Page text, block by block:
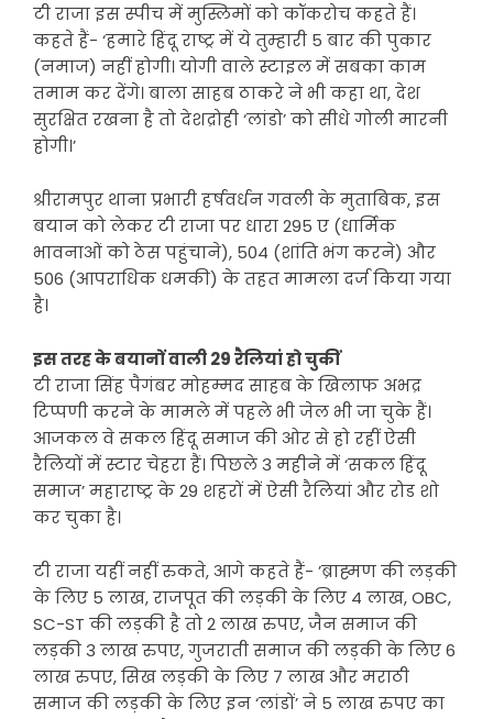
टी राजा इस स्पीच में मुस्लिमों को कॉकरोच कहते हैं।
कहते हैं- ‘हमारे हिंदू राष्ट्र में ये तुम्हारी 5 बार की पुकार
(नमाज) नहीं होगी। योगी वाले स्टाइल में सबका काम
तमाम कर देंगे। बाला साहब ठाकरे ने भी कहा था, देश
सुरक्षित रखना है तो देशद्रोही ‘लांडो’ को सीधे गोली मारनी
होगी।’
श्रीरामपुर थाना प्रभारी हर्षवर्धन गवली के मुताबिक, इस
बयान को लेकर टी राजा पर धारा 295 ए (धार्मिक
भावनाओं को ठेस पहुंचाने), 504 (शांति भंग करने) और
506 (आपराधिक धमकी) के तहत मामला दर्ज किया गया
है।
इस तरह के बयानों वाली 29 रैलियां हो चुकीं
टी राजा सिंह पैगंबर मोहम्मद साहब के खिलाफ अभद्र
टिप्पणी करने के मामले में पहले भी जेल भी जा चुके हैं।
आजकल वे सकल हिंदू समाज की ओर से हो रहीं ऐसी
रैलियों में स्टार चेहरा हैं। पिछले 3 महीने में ‘सकल हिंदू
समाज’ महाराष्ट्र के 29 शहरों में ऐसी रैलियां और रोड शो
कर चुका है।
टी राजा यहीं नहीं रुकते, आगे कहते हैं- ’ब्राह्मण की लड़की
के लिए 5 लाख, राजपूत की लड़की के लिए 4 लाख, OBC,
SC-ST की लड़की है तो 2 लाख रुपए, जैन समाज की
लड़की 3 लाख रुपए, गुजराती समाज की लड़की के लिए 6
लाख रुपए, सिख लड़की के लिए 7 लाख और मराठी
समाज की लड़की के लिए इन ‘लांडों’ ने 5 लाख रुपए का